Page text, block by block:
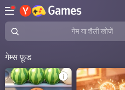
गेम या शैली खोजें
गेम्स फ़ूड